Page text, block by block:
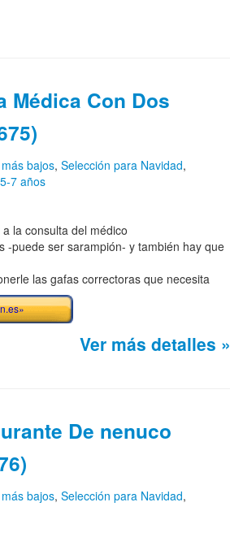
Médica Con Dos
bajos, Selección para Navidad,
7 años
la consulta del médico
-puede ser sarampión- y también hay que
las gafas correctoras que necesita
Ver más detalles »
De nenuco
bajos, Selección para Navidad,